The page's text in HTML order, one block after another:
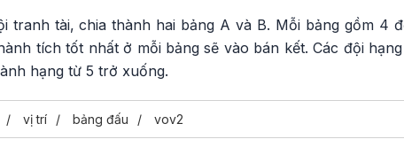
tranh tài, chia thành hai bảng A và B. Mỗi bảng gồm 4
tích tốt nhất ở mỗi bảng sẽ vào bán kết. Các đội
hạng từ 5 trở xuống.
vị trí bảng đấu vov2